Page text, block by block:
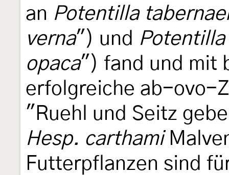
an Potentilla
verna") und
opaca") fand und mit
erfolgreiche ab-ovo-
"Ruehl und Seitz
Hesp. carthami
Futterpflanzen sind